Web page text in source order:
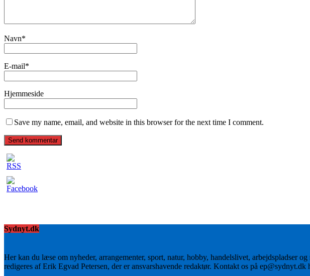
Navn*
E-mail*
Hjemmeside
Save my name, email, and website in this browser for the next time I comment.
Sydnyt.dk
Her kan du læse om nyheder, arrangementer, sport, natur, hobby, handelslivet, arbejdspladser
redigeres af Erik Egvad Petersen, der er ansvarshavende redaktør. Kontakt os på